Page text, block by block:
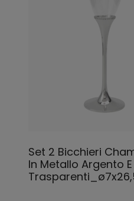
Set 2 Bicchieri
In Metallo Argento